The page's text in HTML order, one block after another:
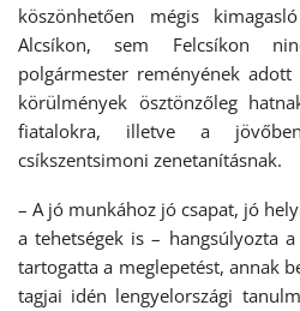
köszönhetően mégis
Alcsíkon, sem Felcsíkon
polgármester reményének
körülmények ösztönzőleg
fiatalokra, illetve a
csíkszentsimoni zenetanításnak.
– A jó munkához jó csapat, jó
a tehetségek is – hangsúlyozta
tartogatta a meglepetést, annak
tagjai idén lengyelországi